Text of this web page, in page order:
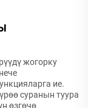
жогорку
ие.
суранын туура
өзгөчө